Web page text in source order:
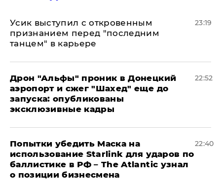
Усик выступил с откровенным
признанием перед "последним
танцем" в карьере
23:19
Дрон "Альфы" проник в Донецкий
аэропорт и сжег "Шахед" еще до
запуска: опубликованы
эксклюзивные кадры
22:52
Попытки убедить Маска на
использование Starlink для ударов по
баллистике в РФ – The Atlantic узнал
о позиции бизнесмена
22:40